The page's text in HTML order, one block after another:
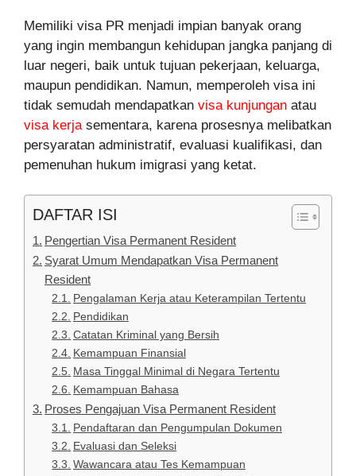
Memiliki visa PR menjadi impian banyak orang
yang ingin membangun kehidupan jangka panjang di
luar negeri, baik untuk tujuan pekerjaan, keluarga,
maupun pendidikan. Namun, memperoleh visa ini
tidak semudah mendapatkan visa kunjungan atau
visa kerja sementara, karena prosesnya melibatkan
persyaratan administratif, evaluasi kualifikasi, dan
pemenuhan hukum imigrasi yang ketat.
DAFTAR ISI
Pengertian Visa Permanent Resident
Syarat Umum Mendapatkan Visa Permanent
Resident
Pengalaman Kerja atau Keterampilan Tertentu
Pendidikan
Catatan Kriminal yang Bersih
Kemampuan Finansial
Masa Tinggal Minimal di Negara Tertentu
Kemampuan Bahasa
Proses Pengajuan Visa Permanent Resident
Pendaftaran dan Pengumpulan Dokumen
Evaluasi dan Seleksi
Wawancara atau Tes Kemampuan